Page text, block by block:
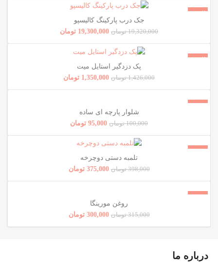
فروش!
جک درب پارکینگ کالیسپو
19,320,000 تومان 19,300,000 تومان
فروش!
پک دزدگیر استایل میت
1,426,000 تومان 1,350,000 تومان
فروش!
شلوار پارچه ای ساده
100,000 تومان 95,000 تومان
فروش!
تلمبه دستی دوچرخه
398,000 تومان 375,000 تومان
فروش!
روغن مورینگا
315,000 تومان 300,000 تومان
درباره ما